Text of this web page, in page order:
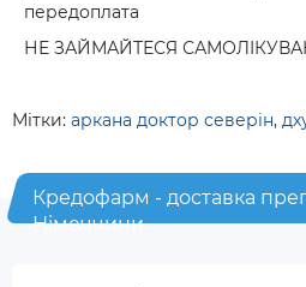
передоплата
НЕ ЗАЙМАЙТЕСЯ
Мітки: аркана доктор северін,
Кредофарм - доставка
Німеччини